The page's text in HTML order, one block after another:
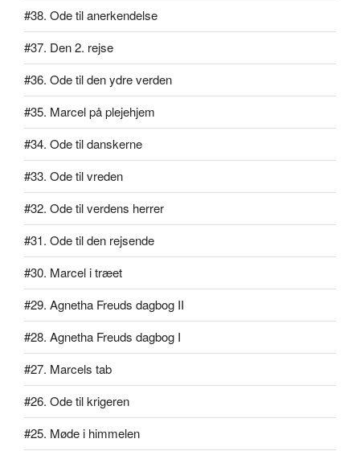
#38. Ode til anerkendelse
#37. Den 2. rejse
#36. Ode til den ydre verden
#35. Marcel på plejehjem
#34. Ode til danskerne
#33. Ode til vreden
#32. Ode til verdens herrer
#31. Ode til den rejsende
#30. Marcel i træet
#29. Agnetha Freuds dagbog II
#28. Agnetha Freuds dagbog I
#27. Marcels tab
#26. Ode til krigeren
#25. Møde i himmelen